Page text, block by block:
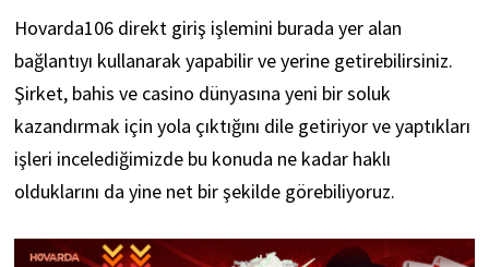
Hovarda106 direkt giriş işlemini burada yer alan
bağlantıyı kullanarak yapabilir ve yerine getirebilirsiniz.
Şirket, bahis ve casino dünyasına yeni bir soluk
kazandırmak için yola çıktığını dile getiriyor ve yaptıkları
işleri incelediğimizde bu konuda ne kadar haklı
olduklarını da yine net bir şekilde görebiliyoruz.